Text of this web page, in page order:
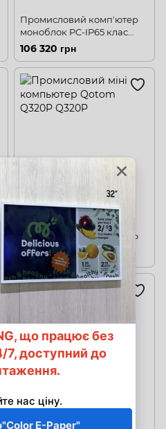
Промисловий комп'ютер
моноблок PC-IP65 клас
захисту IP65
106 320 грн
Промисловий міні
компьютер Qotom Q320P
26 137 грн